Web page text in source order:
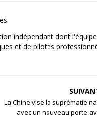
indépendant dont
et de pilotes
La Chine vise la suprématie
avec un nouveau porte-